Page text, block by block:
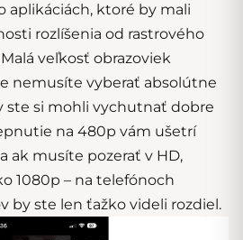
aplikáciách, ktoré by mali
rozlíšenia od rastrového
veľkosť obrazoviek
nemusíte vyberať absolútne
ste si mohli vychutnať dobre
na 480p vám ušetrí
ak musíte pozerať v HD,
1080p – na telefónoch
by ste len ťažko videli rozdiel.